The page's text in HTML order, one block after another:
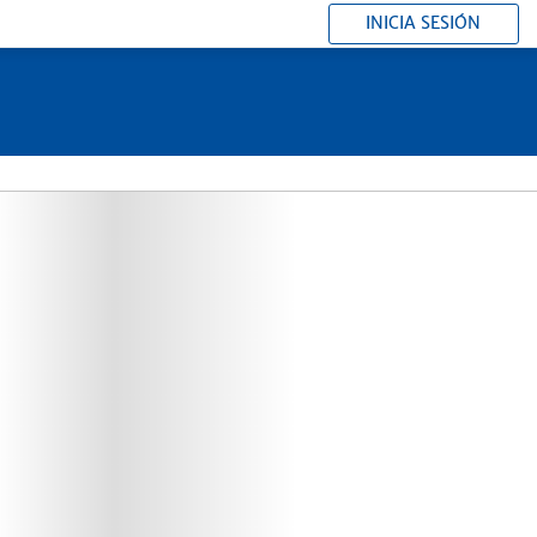
INICIA SESIÓN